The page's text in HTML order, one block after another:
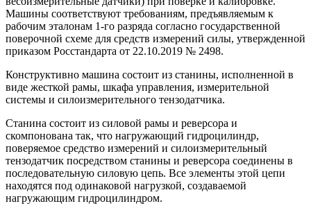
Машины соответствуют требованиям, предъявляемым к
рабочим эталонам 1-го разряда согласно государственной
поверочной схеме для средств измерений силы, утвержденной
приказом Росстандарта от 22.10.2019 № 2498.
Конструктивно машина состоит из станины, исполненной в
виде жесткой рамы, шкафа управления, измерительной
системы и силоизмерительного тензодатчика.
Станина состоит из силовой рамы и реверсора и
скомпонована так, что нагружающий гидроцилиндр,
поверяемое средство измерений и силоизмерительный
тензодатчик посредством станины и реверсора соединены в
последовательную силовую цепь. Все элементы этой цепи
находятся под одинаковой нагрузкой, создаваемой
нагружающим гидроцилиндром.